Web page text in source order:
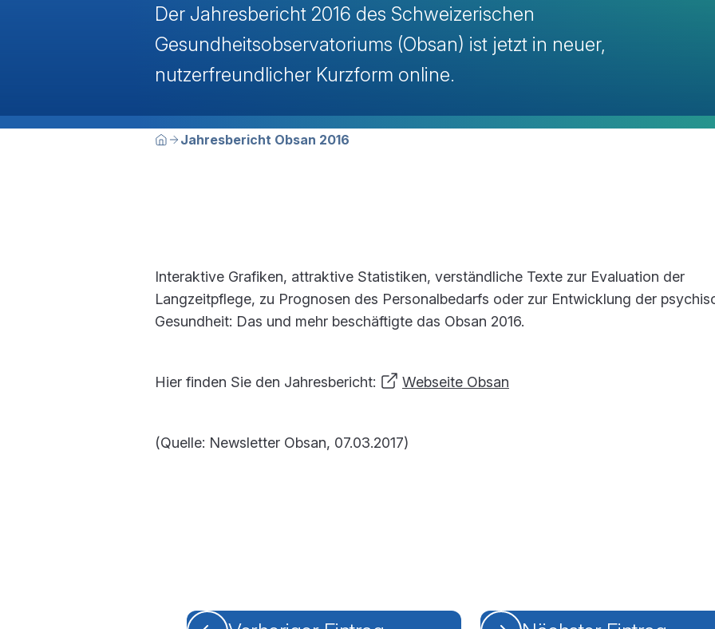
Der Jahresbericht 2016 des Schweizerischen
Gesundheitsobservatoriums (Obsan) ist jetzt in neuer,
nutzerfreundlicher Kurzform online.
Breadcrumbnavigation
Sie befinden sich hier:
HomeJahresbericht Obsan 2016
Interaktive Grafiken, attraktive Statistiken, verständliche Texte zur Evaluation der
Langzeitpflege, zu Prognosen des Personalbedarfs oder zur Entwicklung der
Gesundheit: Das und mehr beschäftigte das Obsan 2016.
Hier finden Sie den Jahresbericht: Webseite Obsan
(Quelle: Newsletter Obsan, 07.03.2017)